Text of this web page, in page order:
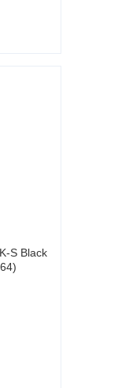
S Black